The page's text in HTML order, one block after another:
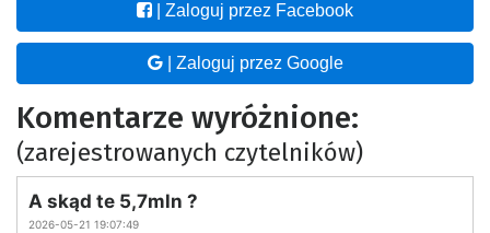
| Zaloguj przez Facebook
| Zaloguj przez Google
Komentarze wyróżnione:
(zarejestrowanych czytelników)
A skąd te 5,7mln ?
2026-05-21 19:07:49